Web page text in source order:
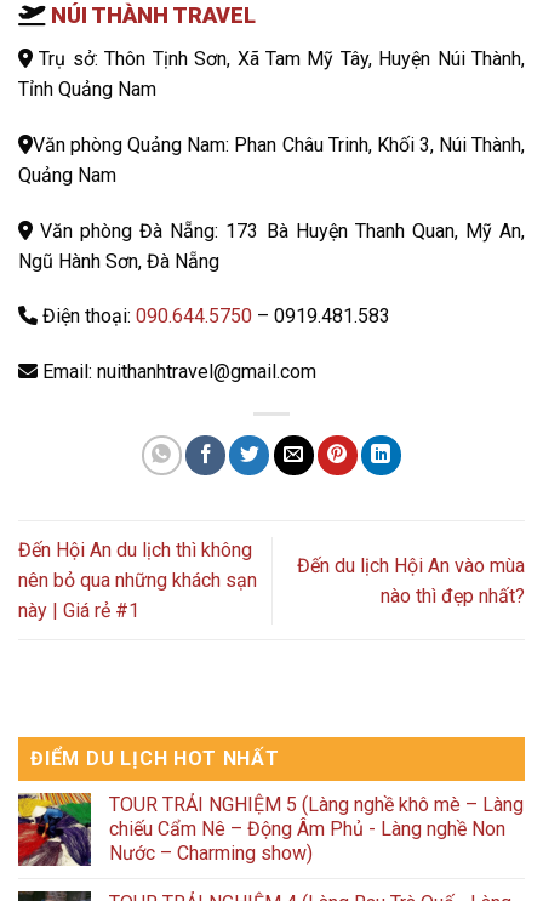
NÚI THÀNH TRAVEL
Trụ sở: Thôn Tịnh Sơn, Xã Tam Mỹ Tây, Huyện Núi Thành,
Tỉnh Quảng Nam
Văn phòng Quảng Nam: Phan Châu Trinh, Khối 3, Núi Thành,
Quảng Nam
Văn phòng Đà Nẵng: 173 Bà Huyện Thanh Quan, Mỹ An,
Ngũ Hành Sơn, Đà Nẵng
Điện thoại: 090.644.5750 – 0919.481.583
Email: nuithanhtravel@gmail.com
Đến Hội An du lịch thì không
nên bỏ qua những khách sạn
này | Giá rẻ #1
Đến du lịch Hội An vào mùa
nào thì đẹp nhất?
ĐIỂM DU LỊCH HOT NHẤT
TOUR TRẢI NGHIỆM 5 (Làng nghề khô mè – Làng
chiếu Cẩm Nê – Động Âm Phủ - Làng nghề Non
Nước – Charming show)